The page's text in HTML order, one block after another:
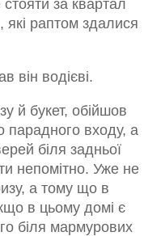
за квартал
які раптом здалися
він водієві.
й букет, обійшов
парадного входу, а
біля задньої
непомітно. Уже не
а тому що в
в цьому домі є
біля мармурових